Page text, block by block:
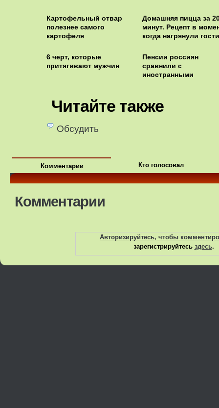
Картофельный отвар
полезнее самого
картофеля
Домашняя пицца за
минут. Рецепт в
когда нагрянули
6 черт, которые
притягивают мужчин
Пенсии россиян
сравнили с
иностранными
Читайте также
Обсудить
Комментарии Кто голосовал
Комментарии
Авторизируйтесь, чтобы
зарегистрируйтесь здесь.